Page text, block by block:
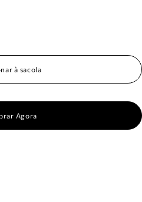
à sacola
Agora